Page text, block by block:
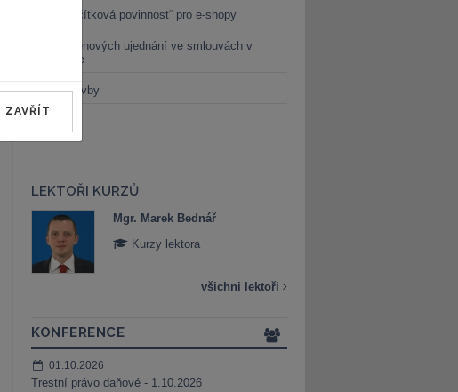
Nová „tlačítková povinnost“ pro e-shopy
Změna cenových ujednání ve smlouvách v
energetice
Černé stavby
LEKTOŘI KURZŮ
Mgr. Marek Bednář
Kurzy lektora
všichni lektoři
KONFERENCE
01.10.2026
Trestní právo daňové - 1.10.2026
ZAVŘÍT